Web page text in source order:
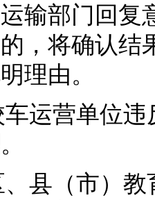
输部门回复
，将确认
理由。
运营单位
县（市）